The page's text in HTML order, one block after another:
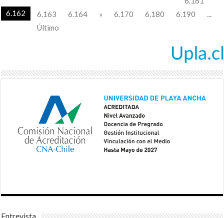
6.162
6.163 6.164 » 6.170 6.180 6.190
Último
Entrevista